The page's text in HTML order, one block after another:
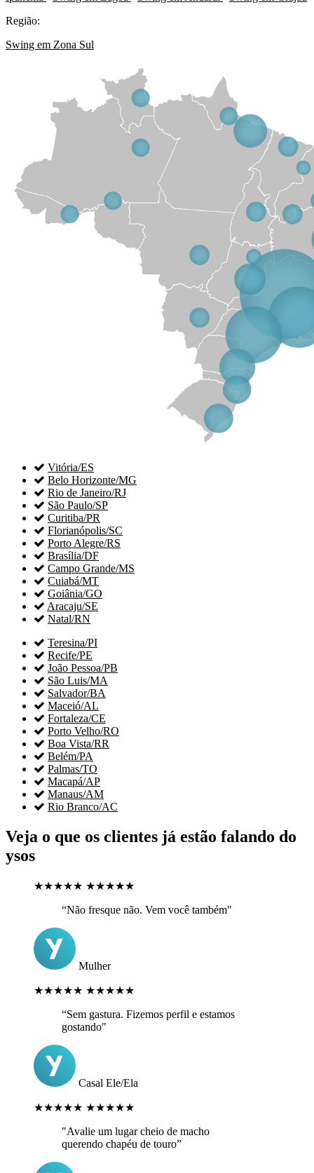
Região:
Swing em Zona Sul
 Vitória/ES
 Belo Horizonte/MG
 Rio de Janeiro/RJ
 São Paulo/SP
 Curitiba/PR
 Florianópolis/SC
 Porto Alegre/RS
 Brasília/DF
 Campo Grande/MS
 Cuiabá/MT
 Goiânia/GO
 Aracaju/SE
 Natal/RN
 Teresina/PI
 Recife/PE
 João Pessoa/PB
 São Luis/MA
 Salvador/BA
 Maceió/AL
 Fortaleza/CE
 Porto Velho/RO
 Boa Vista/RR
 Belém/PA
 Palmas/TO
 Macapá/AP
 Manaus/AM
 Rio Branco/AC
Veja o que os clientes já estão falando do
ysos
★★★★★ ★★★★★
“Não fresque não. Vem você também"
Mulher
★★★★★ ★★★★★
“Sem gastura. Fizemos perfil e estamos
gostando"
Casal Ele/Ela
★★★★★ ★★★★★
"Avalie um lugar cheio de macho
querendo chapéu de touro”